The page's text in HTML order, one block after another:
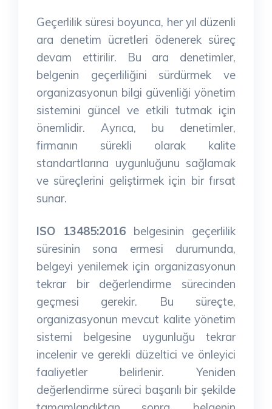
Geçerlilik süresi boyunca, her yıl düzenli
ara denetim ücretleri ödenerek süreç
devam ettirilir. Bu ara denetimler,
belgenin geçerliliğini sürdürmek ve
organizasyonun bilgi güvenliği yönetim
sistemini güncel ve etkili tutmak için
önemlidir. Ayrıca, bu denetimler,
firmanın sürekli olarak kalite
standartlarına uygunluğunu sağlamak
ve süreçlerini geliştirmek için bir fırsat
sunar.
ISO 13485:2016 belgesinin geçerlilik
süresinin sona ermesi durumunda,
belgeyi yenilemek için organizasyonun
tekrar bir değerlendirme sürecinden
geçmesi gerekir. Bu süreçte,
organizasyonun mevcut kalite yönetim
sistemi belgesine uygunluğu tekrar
incelenir ve gerekli düzeltici ve önleyici
faaliyetler belirlenir. Yeniden
değerlendirme süreci başarılı bir şekilde